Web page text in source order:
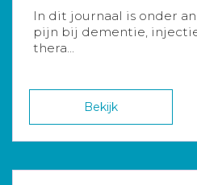
In dit journaal is onder
pijn bij dementie,
thera...
Bekijk